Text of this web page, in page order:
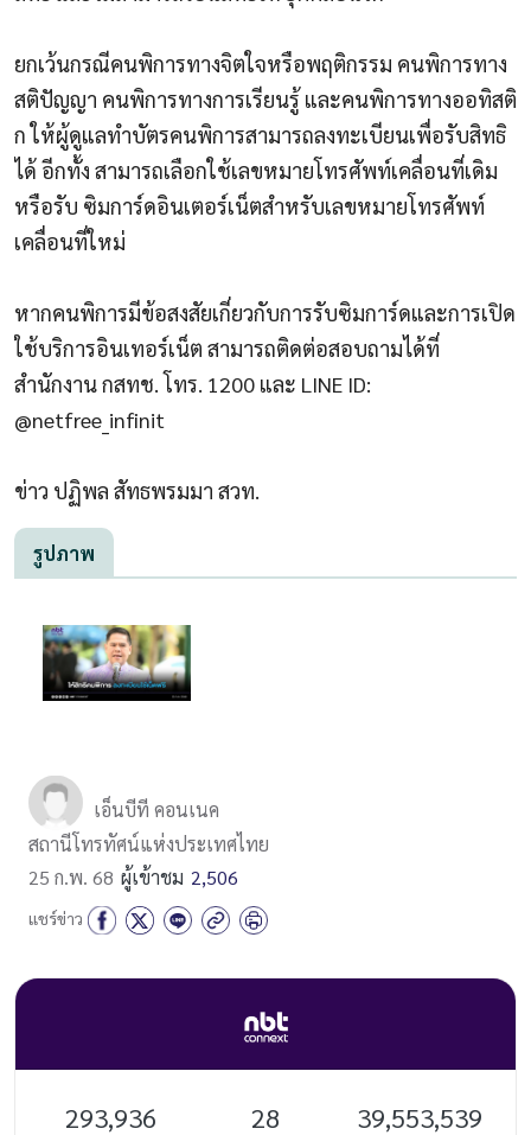
ยกเว้นกรณีคนพิการทางจิตใจหรือพฤติกรรม คนพิการทาง
สติปัญญา คนพิการทางการเรียนรู้ และคนพิการทางออทิสติ
ก ให้ผู้ดูแลทำบัตรคนพิการสามารถลงทะเบียนเพื่อรับสิทธิ
ได้ อีกทั้ง สามารถเลือกใช้เลขหมายโทรศัพท์เคลื่อนที่เดิม
หรือรับ ซิมการ์ดอินเตอร์เน็ตสำหรับเลขหมายโทรศัพท์
เคลื่อนที่ใหม่
หากคนพิการมีข้อสงสัยเกี่ยวกับการรับซิมการ์ดและการเปิด
ใช้บริการอินเทอร์เน็ต สามารถติดต่อสอบถามได้ที่
สำนักงาน กสทช. โทร. 1200 และ LINE ID:
@netfree_infinit
ข่าว ปฏิพล สัทธพรมมา สวท.
รูปภาพ
เอ็นบีที คอนเนค
สถานีโทรทัศน์แห่งประเทศไทย
25 ก.พ. 68 ผู้เข้าชม 2,506
แชร์ข่าว
293,936 28 39,553,539